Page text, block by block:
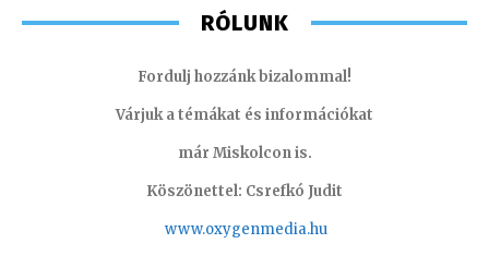
RÓLUNK
Fordulj hozzánk bizalommal!
Várjuk a témákat és információkat
már Miskolcon is.
Köszönettel: Csrefkó Judit
www.oxygenmedia.hu